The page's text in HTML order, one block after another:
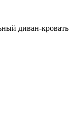
диван-кровать